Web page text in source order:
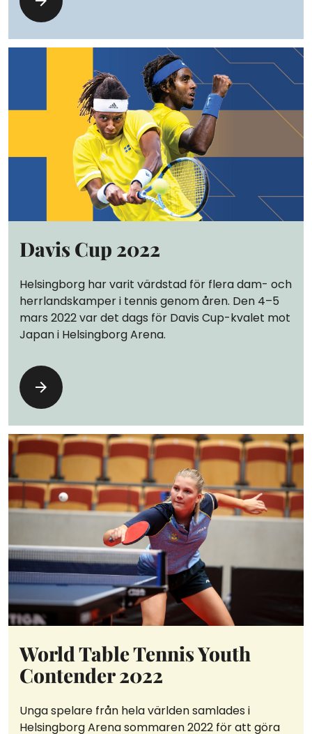
Davis Cup 2022
Helsingborg har varit värdstad för flera dam- och
herrlandskamper i tennis genom åren. Den 4–5
mars 2022 var det dags för Davis Cup-kvalet mot
Japan i Helsingborg Arena.
World Table Tennis Youth
Contender 2022
Unga spelare från hela världen samlades i
Helsingborg Arena sommaren 2022 för att göra